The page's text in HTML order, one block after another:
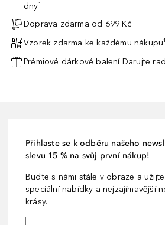
dny¹
Doprava zdarma od 699 Kč
Vzorek zdarma ke každému nákupu¹
Prémiové dárkové balení Darujte
Přihlaste se k odběru našeho
slevu 15 % na svůj první nákup!
Buďte s námi stále v obraze a
speciální nabídky a nejzajímavější
krásy.